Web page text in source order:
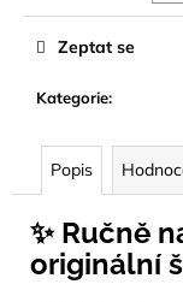
Kategorie:
Zeptat se
Popis
✨ Ručně
originální